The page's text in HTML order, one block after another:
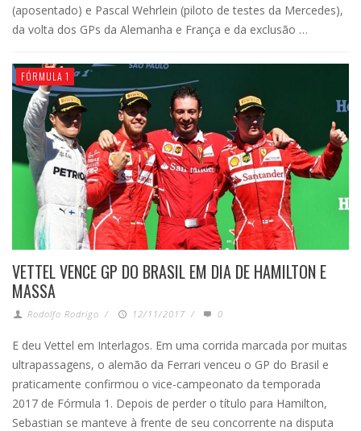
(aposentado) e Pascal Wehrlein (piloto de testes da Mercedes),
da volta dos GPs da Alemanha e França e da exclusão …
FÓRMULA 1
VETTEL VENCE GP DO BRASIL EM DIA DE HAMILTON E
MASSA
Rodolfo Rodrigo / 12/11/2017 / 0
E deu Vettel em Interlagos. Em uma corrida marcada por muitas
ultrapassagens, o alemão da Ferrari venceu o GP do Brasil e
praticamente confirmou o vice-campeonato da temporada
2017 de Fórmula 1. Depois de perder o título para Hamilton,
Sebastian se manteve à frente de seu concorrente na disputa